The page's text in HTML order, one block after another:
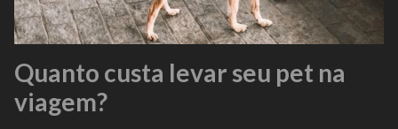
Quanto custa levar seu pet na
viagem?